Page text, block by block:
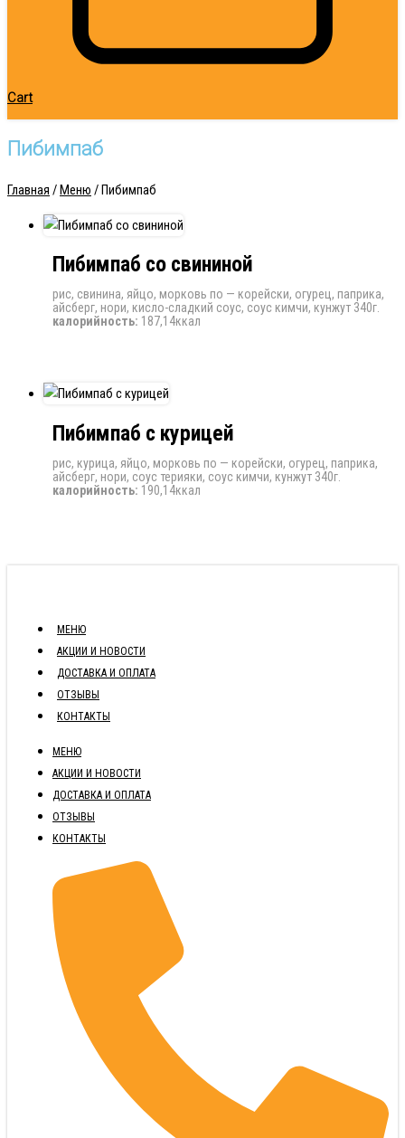
Cart
Пибимпаб
Главная /Меню / Пибимпаб
Пибимпаб со свининой
рис, свинина, яйцо, морковь по — корейски, огурец, паприка,
айсберг, нори, кисло-сладкий соус, соус кимчи, кунжут 340г.
калорийность: 187,14ккал
Пибимпаб с курицей
рис, курица, яйцо, морковь по — корейски, огурец, паприка,
айсберг, нори, соус терияки, соус кимчи, кунжут 340г.
калорийность: 190,14ккал
МЕНЮ
АКЦИИ И НОВОСТИ
ДОСТАВКА И ОПЛАТА
ОТЗЫВЫ
КОНТАКТЫ
МЕНЮ
АКЦИИ И НОВОСТИ
ДОСТАВКА И ОПЛАТА
ОТЗЫВЫ
КОНТАКТЫ